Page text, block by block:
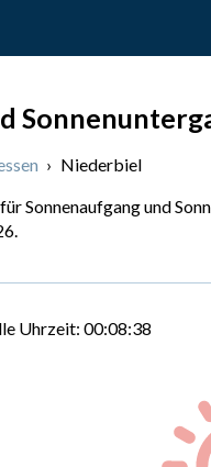
› Niederbiel
Sonnenaufgang und
Uhrzeit: 00:08:39